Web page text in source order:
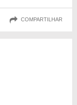
COMPARTILHAR